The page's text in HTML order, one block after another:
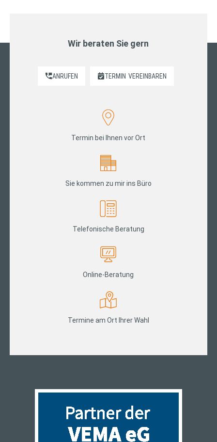
Wir beraten Sie gern
ANRUFEN TERMIN VEREINBAREN
Termin bei Ihnen vor Ort
Sie kommen zu mir ins Büro
Telefonische Beratung
Online-Beratung
Termine am Ort Ihrer Wahl